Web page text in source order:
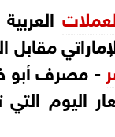
مقابل
- مصرف أبو
اليوم